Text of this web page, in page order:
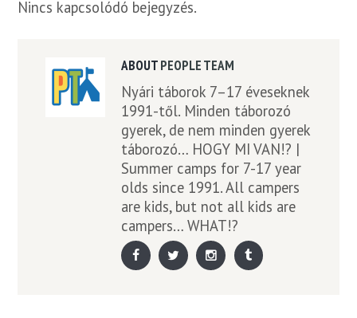
Nincs kapcsolódó bejegyzés.
ABOUTPEOPLE TEAM
Nyári táborok 7–17 éveseknek
1991-től. Minden táborozó
gyerek, de nem minden gyerek
táborozó… HOGY MI VAN!? |
Summer camps for 7-17 year
olds since 1991. All campers
are kids, but not all kids are
campers… WHAT!?